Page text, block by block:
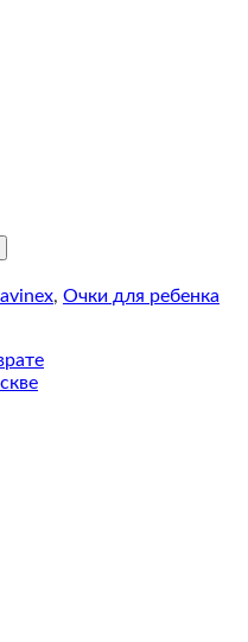
, Очки для ребенка